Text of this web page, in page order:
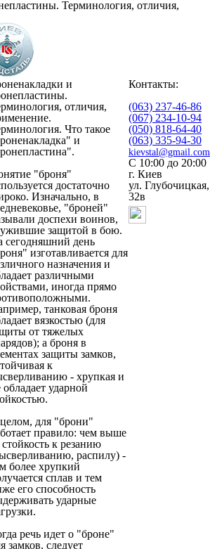
Терминология, отличия,
и
отличия,
Что такое
и
"броня"
достаточно
Изначально, в
"броней"
доспехи воинов,
защитой в бою.
сегодняшний день
изготавливается для
назначения и
различными
иногда прямо
танковая броня
вязкостью (для
от тяжелых
а броня в
защиты замков,
к
- хрупкая и
обладает ударной
для "брони"
правило: чем выше
стойкость к резанию
распилу) -
более хрупкий
сплав и тем
его способность
ударные
речь идет о "броне"
замков, следует
Контакты:
(063) 237-46-86
(067) 234-10-94
(050) 818-64-40
(063) 335-94-30
kievstal@gmail.com
С 10:00 до 20:00
г. Киев
ул. Глубочицкая,
32в